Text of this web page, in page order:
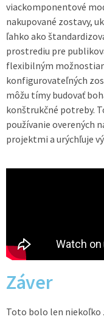
viackomponentové
nakupované zostavy,
ľahko ako
prostrediu pre
flexibilným
konfigurovateľných
môžu tímy budovať
konštrukčné potreby.
používanie overených
projektmi a urýchľuje
Záver
Toto bolo len niekoľko